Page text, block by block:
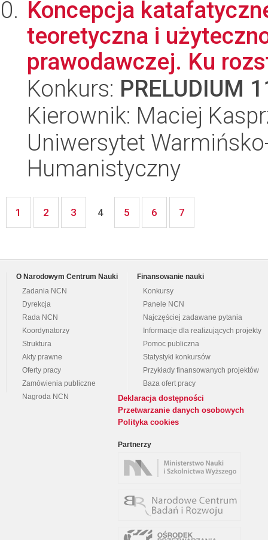
Koncepcja
teoretyczna i
prawodawczej. Ku
Konkurs: PRELUDIUM
Kierownik: Maciej
Uniwersytet
Humanistyczny
1 2 3 4 5 6 7
O Narodowym Centrum Nauki
Zadania NCN
Dyrekcja
Rada NCN
Koordynatorzy
Struktura
Akty prawne
Oferty pracy
Zamówienia publiczne
Nagroda NCN
Finansowanie nauki
Konkursy
Panele NCN
Najczęściej zadawane pytania
Informacje dla realizujących projekty
Pomoc publiczna
Statystyki konkursów
Przykłady finansowanych projektów
Baza ofert pracy
Deklaracja dostępności
Przetwarzanie danych osobowych
Polityka cookies
Partnerzy